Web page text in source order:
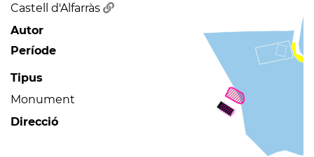
Castell d'Alfarràs
Autor
Període
Tipus
Monument
Direcció